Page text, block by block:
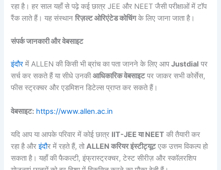
रहा है। हर साल यहाँ से पढ़े कई छात्र JEE और NEET जैसी परीक्षाओं में टॉप
रैंक लाते हैं। यह संस्थानरिज़ल्ट ओरिएंटेड कोचिंगके लिए जाना जाता है।
संपर्क जानकारी और वेबसाइट
इंदौरमें ALLEN की किसी भी ब्रांच का पता जानने के लिए आपJustdial पर
सर्च कर सकते हैं या सीधे उनकीआधिकारिक वेबसाइटपर जाकर सभी कोर्सेस,
फीस स्ट्रक्चर और एडमिशन डिटेल्स प्राप्त कर सकते हैं।
वेबसाइट: https://www.allen.ac.in
यदि आप या आपके परिवार में कोई छात्र IIT-JEE या NEET की तैयारी कर
रहा है औरइंदौर में रहते हैं, तोALLEN करियर इंस्टीट्यूटएक उत्तम विकल्प हो
सकता है। यहाँ की फैकल्टी, इंफ्रास्ट्रक्चर, टेस्ट सीरीज़ और स्कॉलरशिप